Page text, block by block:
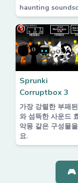
haunting
Sprunki
Corruptbox 3
가장 강렬한 부패
와 섬뜩한 사운드
악몽 같은 구성물
요.
🎮